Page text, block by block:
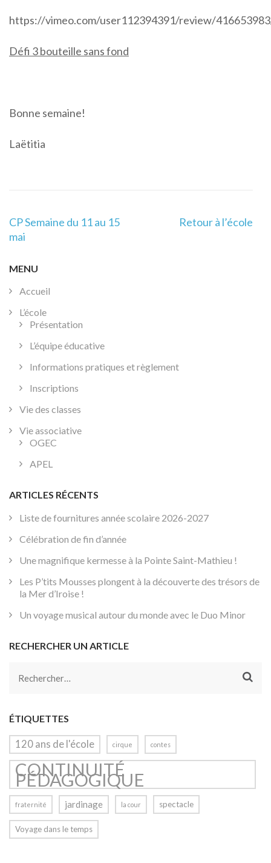
https://vimeo.com/user112394391/review/
Défi 3 bouteille sans fond
Bonne semaine!
Laëtitia
Navigation
de
CP Semaine du 11 au 15
mai
Retour à l’école
MENU
Accueil
L’école
Présentation
L’équipe éducative
Informations pratiques et règlement
Inscriptions
Vie des classes
Vie associative
OGEC
APEL
ARTICLES RÉCENTS
Liste de fournitures année scolaire 2026-2027
Célébration de fin d’année
Une magnifique kermesse à la Pointe Saint-Mathieu !
Les P’tits Mousses plongent à la découverte des trésors de
la Mer d’Iroise !
Un voyage musical autour du monde avec le Duo Minor
RECHERCHER UN ARTICLE
Rechercher :
ÉTIQUETTES
120 ans de l'école cirque contes
CONTINUITÉ
PÉDAGOGIQUE
fraternité jardinage la cour spectacle
Voyage dans le temps